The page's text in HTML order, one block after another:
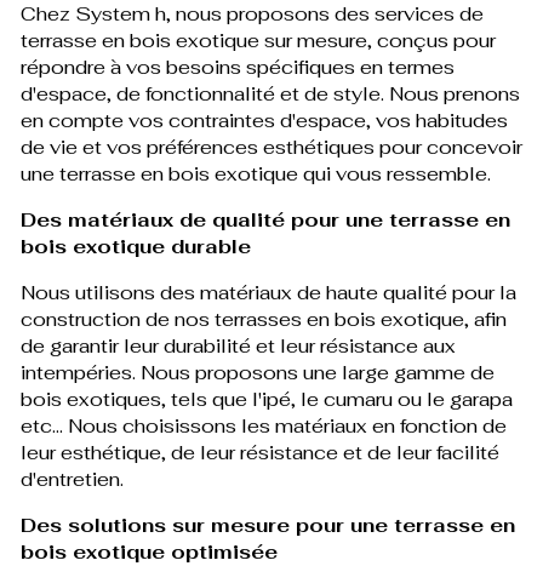
Chez System h, nous proposons des services de
terrasse en bois exotique sur mesure, conçus pour
répondre à vos besoins spécifiques en termes
d'espace, de fonctionnalité et de style. Nous prenons
en compte vos contraintes d'espace, vos habitudes
de vie et vos préférences esthétiques pour concevoir
une terrasse en bois exotique qui vous ressemble.
Des matériaux de qualité pour une terrasse en
bois exotique durable
Nous utilisons des matériaux de haute qualité pour la
construction de nos terrasses en bois exotique, afin
de garantir leur durabilité et leur résistance aux
intempéries. Nous proposons une large gamme de
bois exotiques, tels que l'ipé, le cumaru ou le garapa
etc... Nous choisissons les matériaux en fonction de
leur esthétique, de leur résistance et de leur facilité
d'entretien.
Des solutions sur mesure pour une terrasse en
bois exotique optimisée